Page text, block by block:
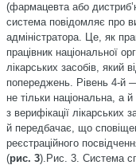
(фармацевта або
система повідомляє про
адміністратора. Це, як
працівник національної
лікарських засобів, який
попереджень. Рівень 4-й
не тільки національна, а
з верифікації лікарських
й передбачає, що
реєстраційного
(рис. 3).Рис. 3. Система